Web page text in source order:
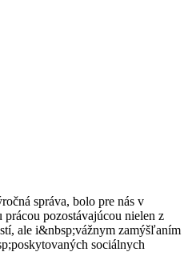
správa, bolo pre nás v
pozostávajúcou nielen z
ale i&nbsp;vážnym zamýšľaním
sociálnych